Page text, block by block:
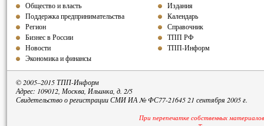
Общество и власть
Поддержка предпринимательства
Регион
Бизнес в России
Новости
Экономика и финансы
Издания
Календарь
Справочник
ТПП РФ
ТПП-Информ
© 2005–2015 ТПП-Информ
Адрес: 109012, Москва, Ильинка, д. 2/5
Свидетельство о регистрации СМИ ИА № ФС77-21645 21 сентября 2005 г.
При перепечатке собственных